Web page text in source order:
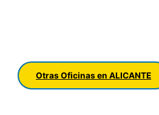
Otras Oficinas en ALICANTE